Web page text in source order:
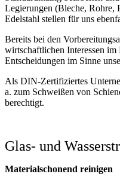
Legierungen (Bleche, Rohre,
Edelstahl stellen für uns
Bereits bei den
wirtschaftlichen Interessen
Entscheidungen im Sinne
Als DIN-Zertifiziertes
a. zum Schweißen von
berechtigt.
Glas- und
Materialschonend reinigen